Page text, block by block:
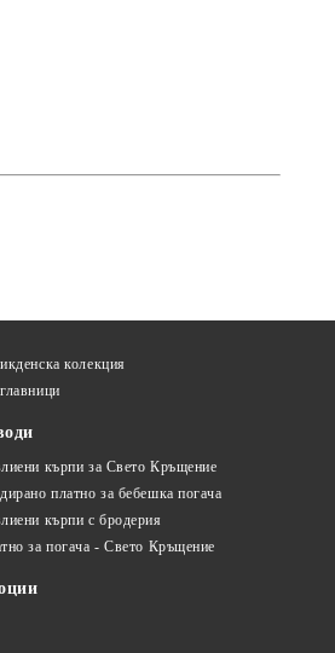
колекция
кърпи за Свето Кръщение
платно за бебешка погача
кърпи с бродерия
за погача - Свето Кръщение